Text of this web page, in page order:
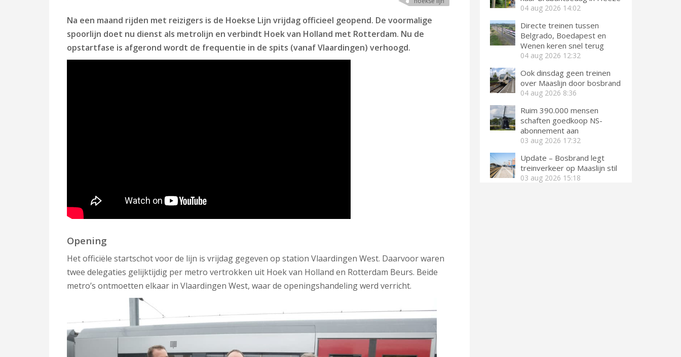
Na een maand rijden met reizigers is de Hoekse Lijn vrijdag officieel geopend. De voormalige
spoorlijn doet nu dienst als metrolijn en verbindt Hoek van Holland met Rotterdam. Nu de
opstartfase is afgerond wordt de frequentie in de spits (vanaf Vlaardingen) verhoogd.
Opening
Het officiële startschot voor de lijn is vrijdag gegeven op station Vlaardingen West. Daarvoor waren
twee delegaties gelijktijdig per metro vertrokken uit Hoek van Holland en Rotterdam Beurs. Beide
metro’s ontmoetten elkaar in Vlaardingen West, waar de openingshandeling werd verricht.
04 aug 2026 14:02
Directe treinen tussen
Belgrado, Boedapest en
Wenen keren snel terug
04 aug 2026 12:32
Ook dinsdag geen treinen
over Maaslijn door bosbrand
04 aug 2026 8:36
Ruim 390.000 mensen
schaften goedkoop NS-
abonnement aan
03 aug 2026 17:32
Update – Bosbrand legt
treinverkeer op Maaslijn stil
03 aug 2026 15:18